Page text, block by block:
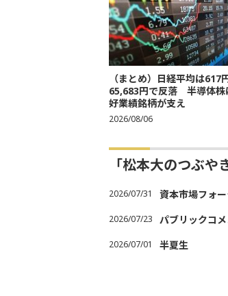
（まとめ）日経平均は617
65,683円で反落 半導体株
好業績銘柄が支え
2026/08/06
「松本大のつぶ
2026/07/31 資本市場フォ
2026/07/23 パブリックコ
2026/07/01 半夏生